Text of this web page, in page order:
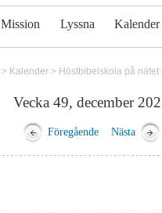
Mission Lyssna Kalender
> Kalender > Höstbibelskola på
Vecka 49, december
Föregående Nästa